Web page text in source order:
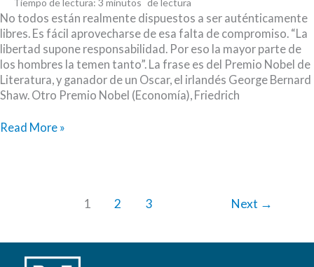
No todos están realmente dispuestos a ser auténticamente
libres. Es fácil aprovecharse de esa falta de compromiso. “La
libertad supone responsabilidad. Por eso la mayor parte de
los hombres la temen tanto”. La frase es del Premio Nobel de
Literatura, y ganador de un Oscar, el irlandés George Bernard
Shaw. Otro Premio Nobel (Economía), Friedrich
Libertad
Read More »
1 2 3 Next →